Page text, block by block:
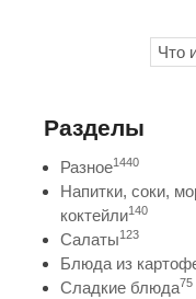
Разделы
Разное1440
Напитки, соки,
коктейли140
Салаты123
Блюда из
Сладкие блюда75